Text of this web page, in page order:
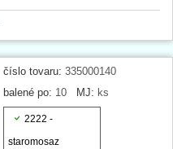
číslo tovaru: 335000140
balené po: 10 MJ: ks
2222 -
staromosaz